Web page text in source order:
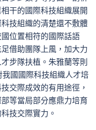
干的國際科技組織展開
技組織的清楚還不敷體
位置相符的國際話語
借助團隊上風，加大力
步隊扶植。朱雅蘭等則
國國際科技組織人才培
交際成效的有用途徑，
等當局部分應鼎力培育
技交際實力。